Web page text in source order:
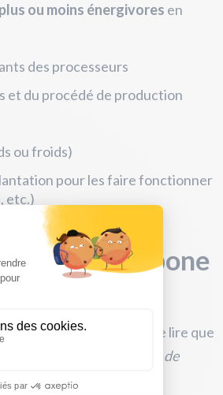
plus ou moins énergivores en
des processeurs
et du procédé de production
ou froids)
pour les faire fonctionner
etc.)
de carbone
il n’est pas rare de lire que
fois moins de Co2 que de